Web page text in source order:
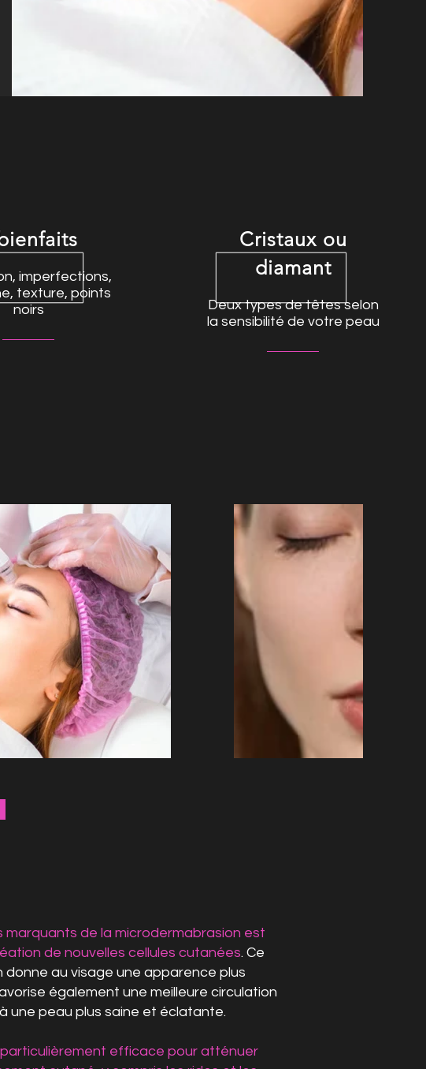
imperfections,
texture, points
noirs
Cristaux ou
diamant
Deux types de têtes selon
la sensibilité de votre peau
marquants de la microdermabrasion est
de nouvelles cellules cutanées. Ce
au visage une apparence plus
également une meilleure circulation
une peau plus saine et éclatante.
particulièrement efficace pour atténuer